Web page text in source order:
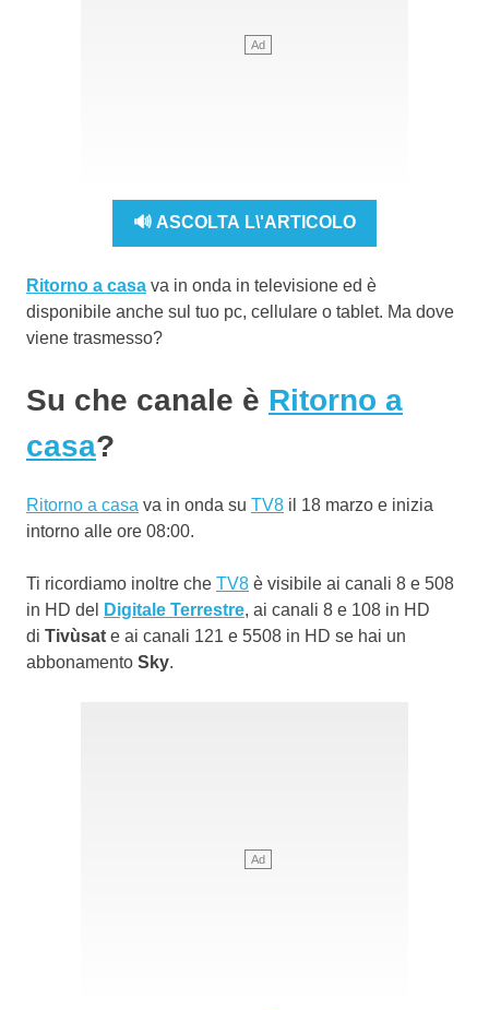
🔊 ASCOLTA L\'ARTICOLO
Ritorno a casa va in onda in televisione ed è
disponibile anche sul tuo pc, cellulare o tablet. Ma dove
viene trasmesso?
Su che canale è Ritorno a
casa?
Ritorno a casa va in onda su TV8 il 18 marzo e inizia
intorno alle ore 08:00.
Ti ricordiamo inoltre che TV8 è visibile ai canali 8 e 508
in HD del
Digitale Terrestre, ai canali 8 e 108 in HD
di Tivùsat e ai canali 121 e 5508 in HD se hai un
abbonamento Sky.